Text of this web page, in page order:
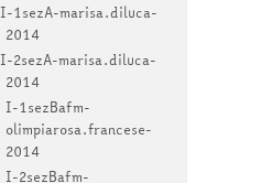
I-1sezA-marisa.diluca-
2014
I-2sezA-marisa.diluca-
2014
I-1sezBafm-
olimpiarosa.francese-
2014
I-2sezBafm-